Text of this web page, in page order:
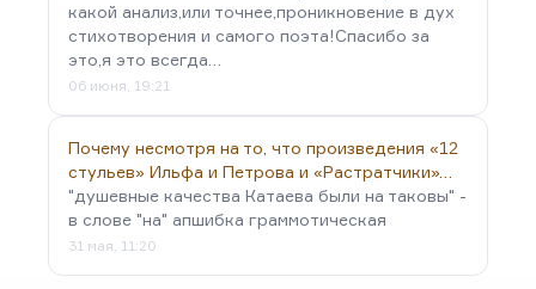
какой анализ,или точнее,проникновение в дух
стихотворения и самого поэта!Спасибо за
это,я это всегда…
06 июня, 19:21
Почему несмотря на то, что произведения «12
стульев» Ильфа и Петрова и «Растратчики»…
"душевные качества Катаева были на таковы" -
в слове "на" апшибка граммотическая
31 мая, 11:20